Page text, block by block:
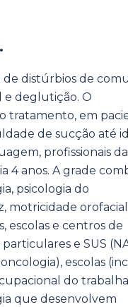
.
distúrbios de
e deglutição. O
tratamento, em
de sucção até
profissionais
4 anos. A grade
psicologia do
motricidade
escolas e centros de
e SUS
escolas
do
que desenvolvem